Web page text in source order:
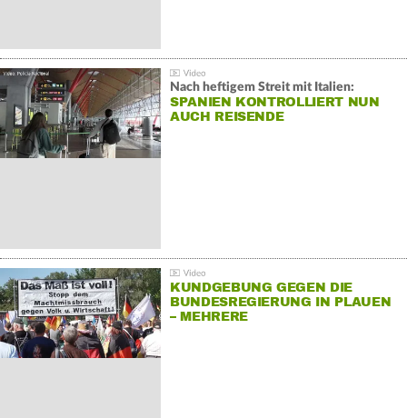
Nach heftigem Streit mit Italien:
SPANIEN KONTROLLIERT NUN
AUCH REISENDE
KUNDGEBUNG GEGEN DIE
BUNDESREGIERUNG IN PLAUEN
– MEHRERE